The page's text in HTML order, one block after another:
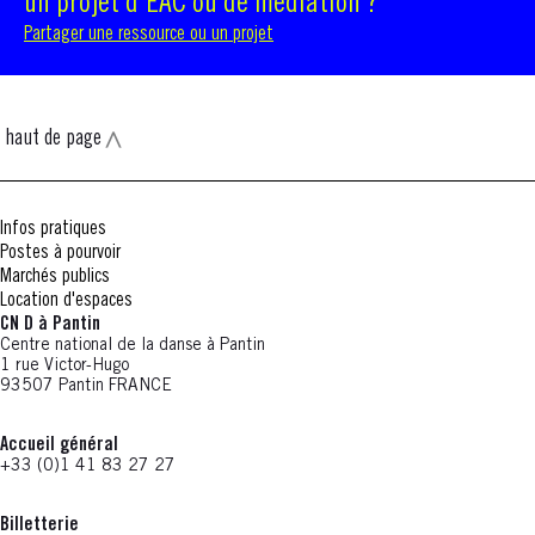
un projet d'EAC ou de médiation ?
Partager une ressource ou un projet
haut de page
Infos pratiques
Postes à pourvoir
Marchés publics
Location d'espaces
CN D à Pantin
Centre national de la danse à Pantin
1 rue Victor-Hugo
93507 Pantin FRANCE
Accueil général
+33 (0)1 41 83 27 27
Billetterie